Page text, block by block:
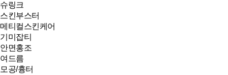
슈링크
스킨부스터
메티컬스킨케어
기미잡티
안면홍조
여드름
모공/흉터